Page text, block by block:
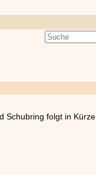
Schubring folgt in Kürze.